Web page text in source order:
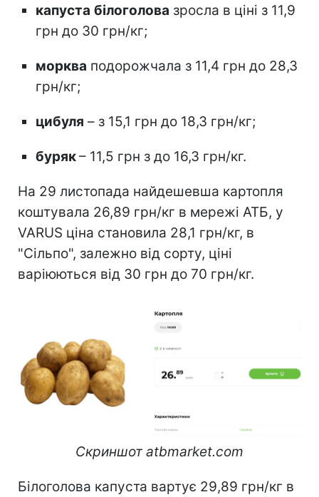
капуста білоголова зросла в ціні з 11,9
грн до 30 грн/кг;
морква подорожчала з 11,4 грн до 28,3
грн/кг;
цибуля – з 15,1 грн до 18,3 грн/кг;
буряк– 11,5 грн з до 16,3 грн/кг.
На 29 листопада найдешевша картопля
коштувала 26,89 грн/кг в мережі АТБ, у
VARUS ціна становила 28,1 грн/кг, в
"Сільпо", залежно від сорту, ціні
варіюються від 30 грн до 70 грн/кг.
Скриншот atbmarket.com
Білоголова капуста вартує 29,89 грн/кг в